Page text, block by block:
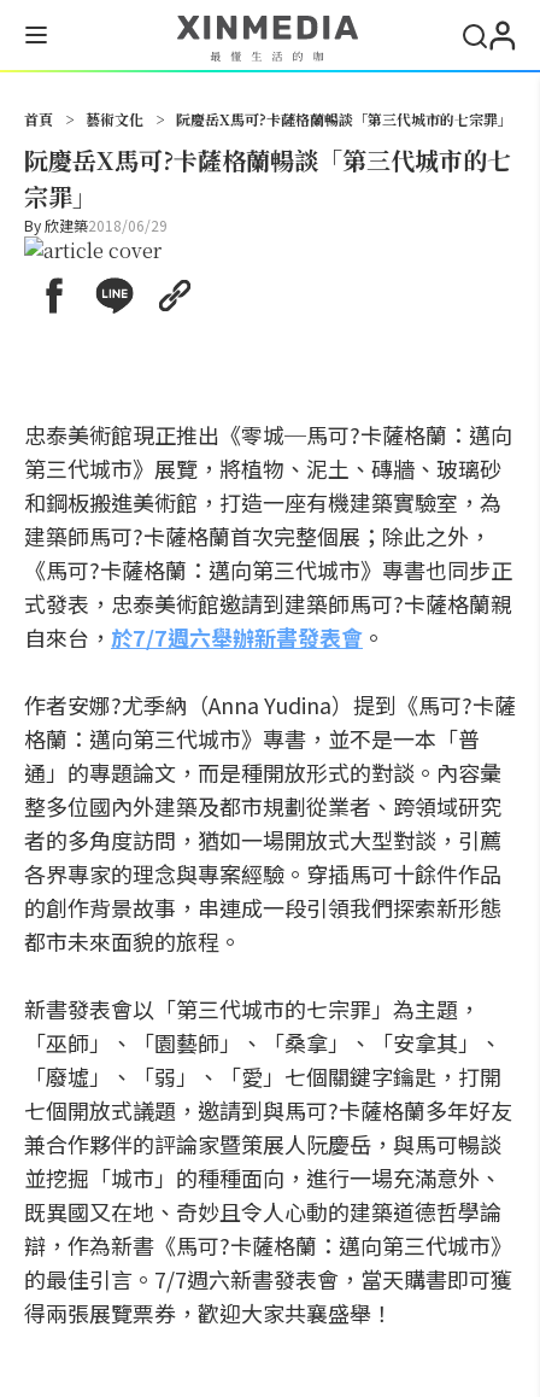
首頁 > 藝術文化 > 阮慶岳X馬可?卡薩格蘭暢談「第三代城市的七宗罪」
阮慶岳X馬可?卡薩格蘭暢談「第三代城市的七
宗罪」
By欣建築2018/06/29
忠泰美術館現正推出《零城─馬可?卡薩格蘭：邁向
第三代城市》展覽，將植物、泥土、磚牆、玻璃砂
和鋼板搬進美術館，打造一座有機建築實驗室，為
建築師馬可?卡薩格蘭首次完整個展；除此之外，
《馬可?卡薩格蘭：邁向第三代城市》專書也同步正
式發表，忠泰美術館邀請到建築師馬可?卡薩格蘭親
自來台， 於7/7週六舉辦新書發表會 。
作者安娜?尤季納（Anna Yudina）提到《馬可?卡薩
格蘭：邁向第三代城市》專書，並不是一本「普
通」的專題論文，而是種開放形式的對談。內容彙
整多位國內外建築及都市規劃從業者、跨領域研究
者的多角度訪問，猶如一場開放式大型對談，引薦
各界專家的理念與專案經驗。穿插馬可十餘件作品
的創作背景故事，串連成一段引領我們探索新形態
都市未來面貌的旅程。
新書發表會以「第三代城市的七宗罪」為主題，
「巫師」、「園藝師」、「桑拿」、「安拿其」、
「廢墟」、「弱」、「愛」七個關鍵字鑰匙，打開
七個開放式議題，邀請到與馬可?卡薩格蘭多年好友
兼合作夥伴的評論家暨策展人阮慶岳，與馬可暢談
並挖掘「城市」的種種面向，進行一場充滿意外、
既異國又在地、奇妙且令人心動的建築道德哲學論
辯，作為新書《馬可?卡薩格蘭：邁向第三代城市》
的最佳引言。7/7週六新書發表會，當天購書即可獲
得兩張展覽票券，歡迎大家共襄盛舉！